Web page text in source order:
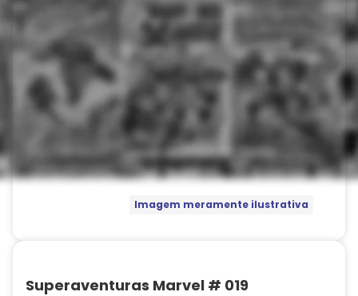
Imagem meramente ilustrativa
Superaventuras Marvel # 019